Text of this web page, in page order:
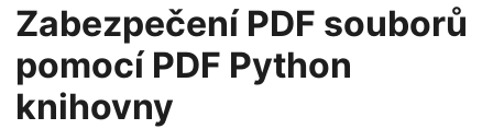
Zabezpečení PDF souborů
pomocí PDF Python
knihovny